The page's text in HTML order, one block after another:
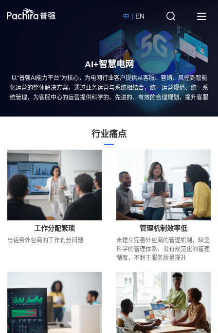
EN
中 |
AI+智慧电网
以“普强Al能力平台”为核心，为电网行业客户提供从客服、营销、风控到智能
化运营的整体解决方案，通过业务运营与系统相结合，统一运营规范、统一系
统管理，为客服中心的运营提供科学的、先进的、有效的合理规划，提升客服
中心整体运营水平，打造企业优质客户服务窗口形象。
行业痛点
工作分配繁琐
与话务外包商的工作划分问题
管理机制效率低
未建立完善外包商的管理机制，缺乏
科学的管理体系，没有规范化的管理
制度，不利于服务质量提升